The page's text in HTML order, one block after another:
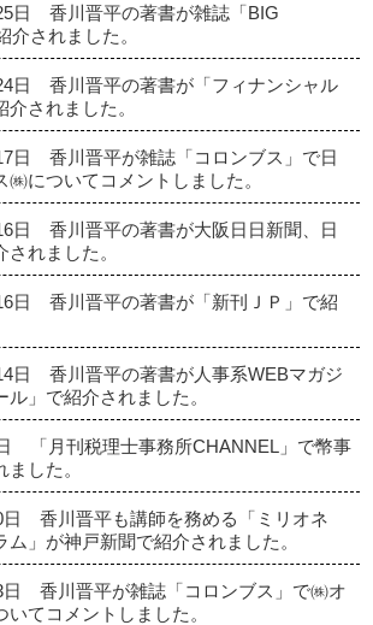
日 香川晋平の著書が雑誌「BIG
介されました。
日 香川晋平の著書が「フィナンシャル
されました。
日 香川晋平が雑誌「コロンブス」で日
㈱についてコメントしました。
日 香川晋平の著書が大阪日日新聞、日
れました。
日 香川晋平の著書が「新刊ＪＰ」で紹
日 香川晋平の著書が人事系WEBマガジ
ル」で紹介されました。
「月刊税理士事務所CHANNEL」で幣事
した。
日 香川晋平も講師を務める「ミリオネ
ム」が神戸新聞で紹介されました。
日 香川晋平が雑誌「コロンブス」で㈱オ
いてコメントしました。